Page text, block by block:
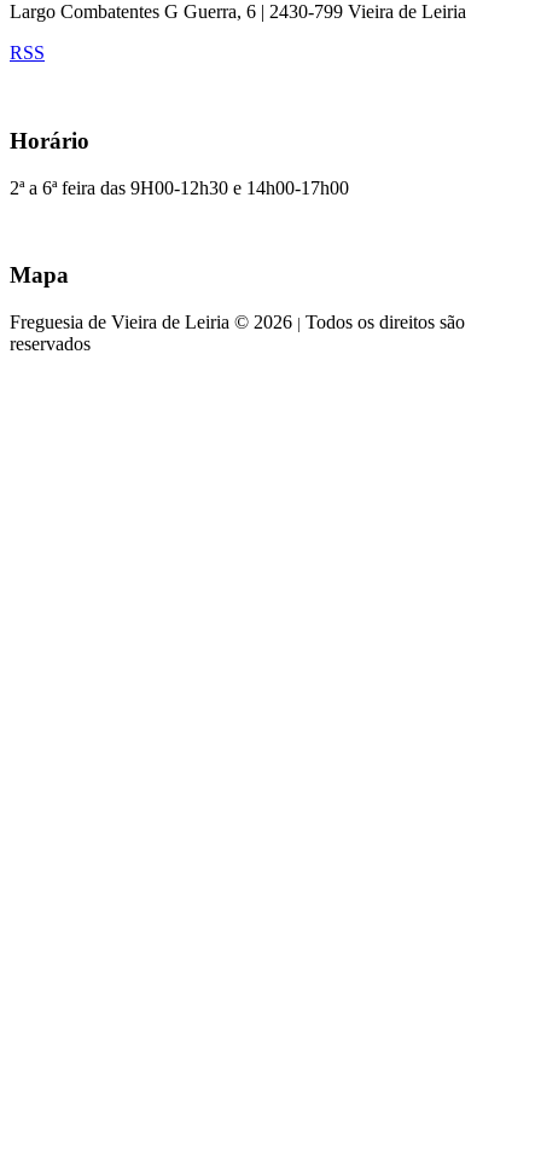
Largo Combatentes G Guerra, 6 | 2430-799 Vieira de Leiria
RSS
Horário
2ª a 6ª feira das 9H00-12h30 e 14h00-17h00
Mapa
Freguesia de Vieira de Leiria © 2026 | Todos os direitos são
reservados